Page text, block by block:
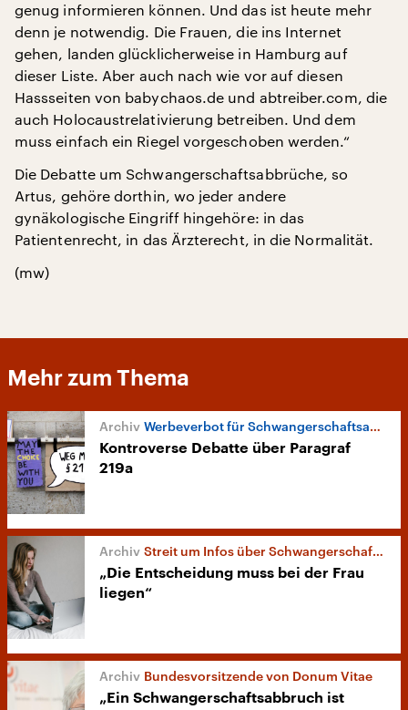
genug informieren können. Und das ist heute mehr
denn je notwendig. Die Frauen, die ins Internet
gehen, landen glücklicherweise in Hamburg auf
dieser Liste. Aber auch nach wie vor auf diesen
Hassseiten von babychaos.de und abtreiber.com, die
auch Holocaustrelativierung betreiben. Und dem
muss einfach ein Riegel vorgeschoben werden.“
Die Debatte um Schwangerschaftsabbrüche, so
Artus, gehöre dorthin, wo jeder andere
gynäkologische Eingriff hingehöre: in das
Patientenrecht, in das Ärzterecht, in die Normalität.
(mw)
Mehr zum Thema
Werbeverbot für Schwangerschaftsabbrüche
Kontroverse Debatte über Paragraf
219a
Streit um Infos über Schwangerschaftsabbruch
„Die Entscheidung muss bei der Frau
liegen“
Bundesvorsitzende von Donum Vitae
„Ein Schwangerschaftsabbruch ist